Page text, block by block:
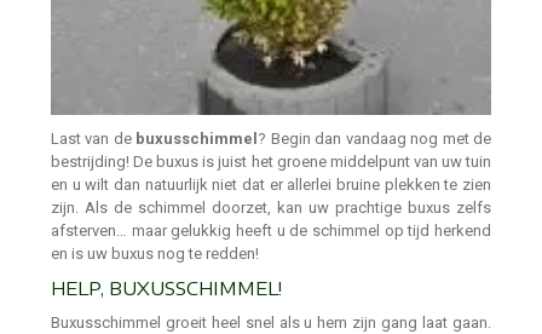
Last van de buxusschimmel? Begin dan vandaag nog met de
bestrijding! De buxus is juist het groene middelpunt van uw tuin
en u wilt dan natuurlijk niet dat er allerlei bruine plekken te zien
zijn. Als de schimmel doorzet, kan uw prachtige buxus zelfs
afsterven… maar gelukkig heeft u de schimmel op tijd herkend
en is uw buxus nog te redden!
HELP, BUXUSSCHIMMEL!
Buxusschimmel groeit heel snel als u hem zijn gang laat gaan.